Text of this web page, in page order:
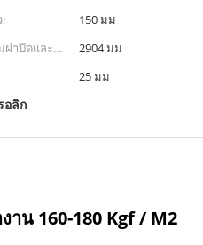
150 มม
ฝาปิดและ
2904 มม
25 มม
อลิก
าน 160-180 Kgf / M2